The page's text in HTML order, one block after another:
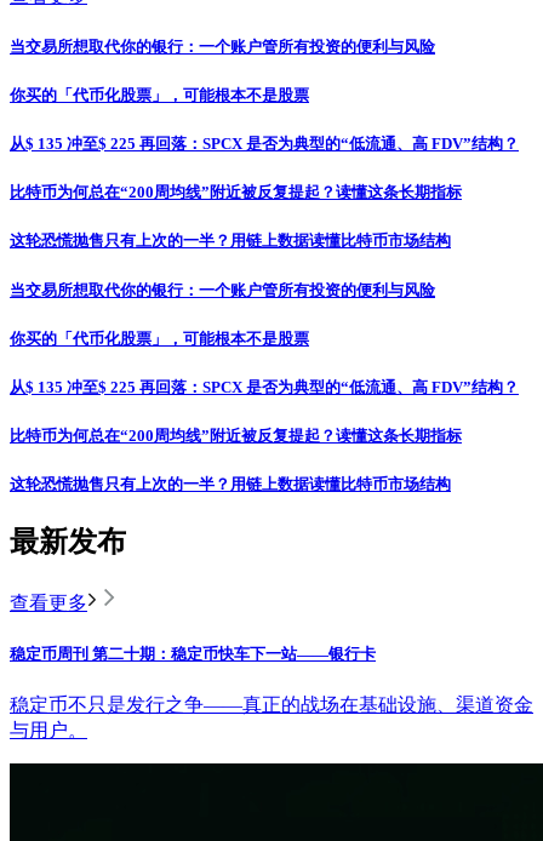
当交易所想取代你的银行：一个账户管所有投资的便利与风险
你买的「代币化股票」，可能根本不是股票
从$ 135 冲至$ 225 再回落：SPCX 是否为典型的“低流通、高 FDV”结构？
比特币为何总在“200周均线”附近被反复提起？读懂这条长期指标
这轮恐慌抛售只有上次的一半？用链上数据读懂比特币市场结构
当交易所想取代你的银行：一个账户管所有投资的便利与风险
你买的「代币化股票」，可能根本不是股票
从$ 135 冲至$ 225 再回落：SPCX 是否为典型的“低流通、高 FDV”结构？
比特币为何总在“200周均线”附近被反复提起？读懂这条长期指标
这轮恐慌抛售只有上次的一半？用链上数据读懂比特币市场结构
最新发布
查看更多
稳定币周刊 第二十期：稳定币快车下一站——银行卡
稳定币不只是发行之争——真正的战场在基础设施、渠道资金
与用户。